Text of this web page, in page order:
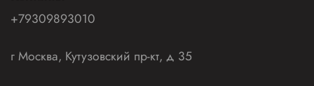
+79309893010
г Москва, Кутузовский пр-кт, д 35